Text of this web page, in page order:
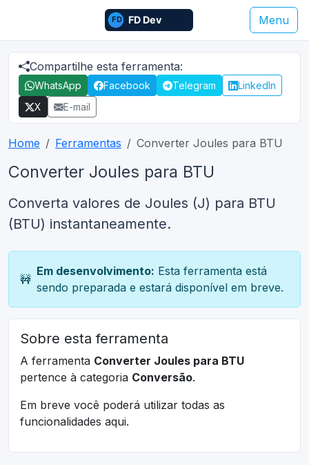
Menu
Compartilhe esta ferramenta:
WhatsApp Facebook Telegram
LinkedIn
X
E-mail
Home Ferramentas Converter Joules para BTU
Converter Joules para BTU
Converta valores de Joules (J) para BTU
(BTU) instantaneamente.
🚧
Em desenvolvimento: Esta ferramenta está
sendo preparada e estará disponível em breve.
Sobre esta ferramenta
A ferramenta Converter Joules para BTU
pertence à categoria Conversão.
Em breve você poderá utilizar todas as
funcionalidades aqui.